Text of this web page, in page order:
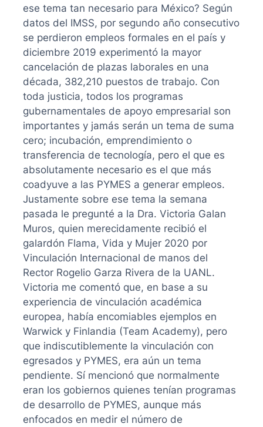
ese tema tan necesario para México? Según
datos del IMSS, por segundo año consecutivo
se perdieron empleos formales en el país y
diciembre 2019 experimentó la mayor
cancelación de plazas laborales en una
década, 382,210 puestos de trabajo. Con
toda justicia, todos los programas
gubernamentales de apoyo empresarial son
importantes y jamás serán un tema de suma
cero; incubación, emprendimiento o
transferencia de tecnología, pero el que es
absolutamente necesario es el que más
coadyuve a las PYMES a generar empleos.
Justamente sobre ese tema la semana
pasada le pregunté a la Dra. Victoria Galan
Muros, quien merecidamente recibió el
galardón Flama, Vida y Mujer 2020 por
Vinculación Internacional de manos del
Rector Rogelio Garza Rivera de la UANL.
Victoria me comentó que, en base a su
experiencia de vinculación académica
europea, había encomiables ejemplos en
Warwick y Finlandia (Team Academy), pero
que indiscutiblemente la vinculación con
egresados y PYMES, era aún un tema
pendiente. Sí mencionó que normalmente
eran los gobiernos quienes tenían programas
de desarrollo de PYMES, aunque más
enfocados en medir el número de